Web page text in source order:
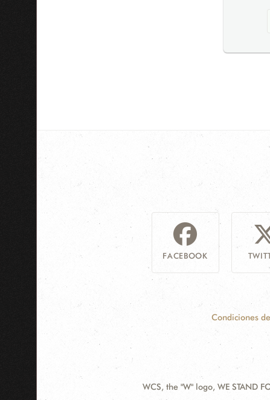
FACEBOOK
Condiciones
WCS, the "W" logo, WE STAND